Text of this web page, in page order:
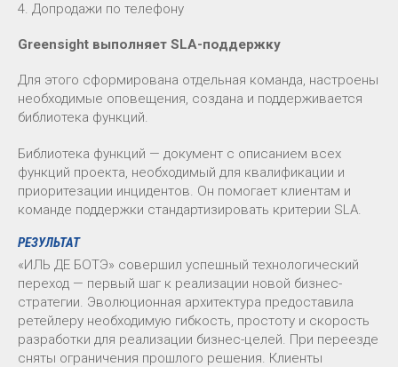
4. Допродажи по телефону
Greensight выполняет SLA-поддержку
Для этого сформирована отдельная команда, настроены
необходимые оповещения, создана и поддерживается
библиотека функций.
Библиотека функций — документ с описанием всех
функций проекта, необходимый для квалификации и
приоритезации инцидентов. Он помогает клиентам и
команде поддержки стандартизировать критерии SLA.
РЕЗУЛЬТАТ
«ИЛЬ ДЕ БОТЭ» совершил успешный технологический
переход — первый шаг к реализации новой бизнес-
стратегии. Эволюционная архитектура предоставила
ретейлеру необходимую гибкость, простоту и скорость
разработки для реализации бизнес-целей. При переезде
сняты ограничения прошлого решения. Клиенты